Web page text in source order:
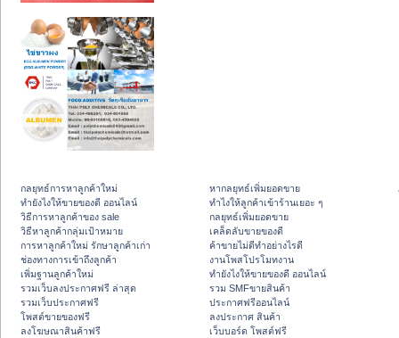
กลยุทธ์การหาลูกค้าใหม่
ทํายังไงให้ขายของดี ออนไลน์
วิธีการหาลูกค้าของ sale
วิธีหาลูกค้ากลุ่มเป้าหมาย
การหาลูกค้าใหม่ รักษาลูกค้าเก่า
ช่องทางการเข้าถึงลูกค้า
เพิ่มฐานลูกค้าใหม่
รวมเว็บลงประกาศฟรี ล่าสุด
รวมเว็บประกาศฟรี
โพสต์ขายของฟรี
ลงโฆษณาสินค้าฟรี
หากลยุทธ์เพิ่มยอดขาย
ทําไงให้ลูกค้าเข้าร้านเยอะ ๆ
กลยุทธ์เพิ่มยอดขาย
เคล็ดลับขายของดี
ค้าขายไม่ดีทำอย่างไรดี
งานโพสโปรโมทงาน
ทํายังไงให้ขายของดี ออนไลน์
รวม SMFขายสินค้า
ประกาศฟรีออนไลน์
ลงประกาศ สินค้า
เว็บบอร์ด โพสต์ฟรี